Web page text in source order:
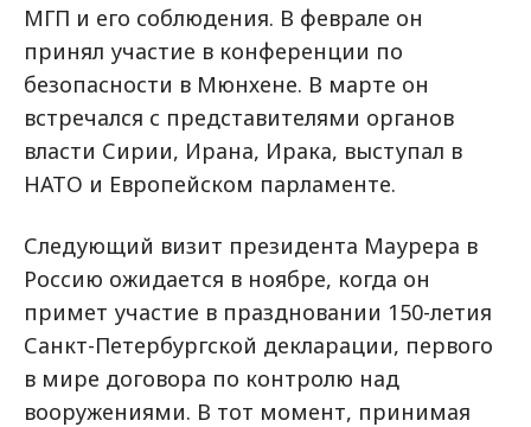
МГП и его соблюдения. В феврале он
принял участие в конференции по
безопасности в Мюнхене. В марте он
встречался с представителями органов
власти Сирии, Ирана, Ирака, выступал в
НАТО и Европейском парламенте.
Следующий визит президента Маурера в
Россию ожидается в ноябре, когда он
примет участие в праздновании 150-летия
Санкт-Петербургской декларации, первого
в мире договора по контролю над
вооружениями. В тот момент, принимая